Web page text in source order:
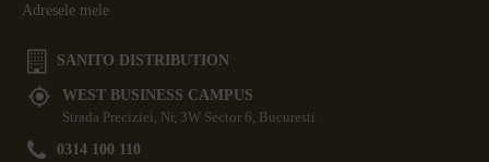
Adresele mele
SANITO DISTRIBUTION
WEST BUSINESS CAMPUS
Strada Preciziei, Nr, 3W Sector 6, Bucuresti
0314 100 110